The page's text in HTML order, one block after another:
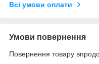
Всі умови оплати
Умови повернення
Повернення товару